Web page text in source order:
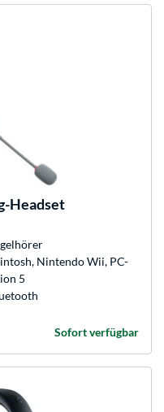
Headset
Nintendo Wii, PC-
5
Sofort verfügbar